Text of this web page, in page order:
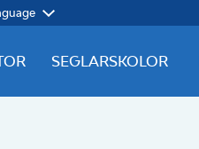
SEGLARSKOLOR